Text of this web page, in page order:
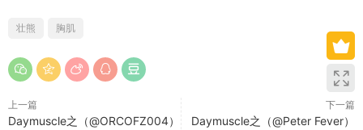
壮熊 胸肌
上一篇
Daymuscle之（@ORCOFZ004）
下一篇
Daymuscle之（@Peter Fever）